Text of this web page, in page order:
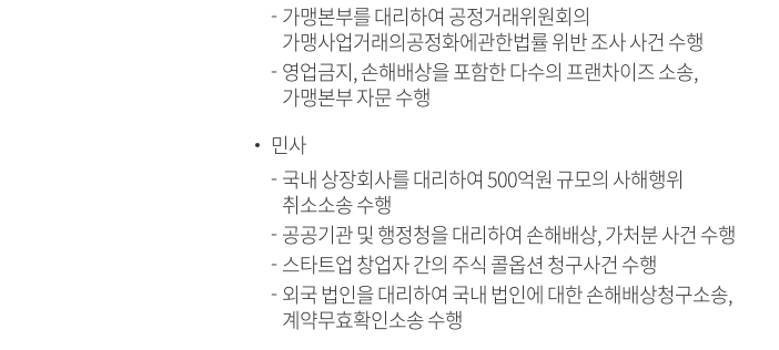
가맹본부를 대리하여 공정거래위원회의
가맹사업거래의공정화에관한법률 위반 조사 사건 수행
영업금지, 손해배상을 포함한 다수의 프랜차이즈 소송,
가맹본부 자문 수행
민사
국내 상장회사를 대리하여 500억원 규모의 사해행위
취소소송 수행
공공기관 및 행정청을 대리하여 손해배상, 가처분 사건 수행
스타트업 창업자 간의 주식 콜옵션 청구사건 수행
외국 법인을 대리하여 국내 법인에 대한 손해배상청구소송,
계약무효확인소송 수행